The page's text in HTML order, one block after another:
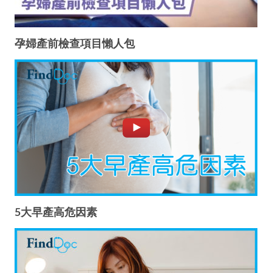
孕婦產前檢查項目懶人包
5大早產高危因素